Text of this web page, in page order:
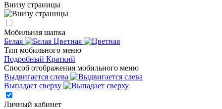
Внизу страницы
Мобильная шапка
Белая
Цветная
Тип мобильного меню
Подробный Краткий
Способ отображения мобильного меню
Выдвигается слева
Выпадает сверху
Личный кабинет